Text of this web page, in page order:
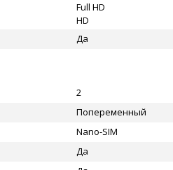
Full HD
HD
Да
2
Попеременный
Nano-SIM
Да